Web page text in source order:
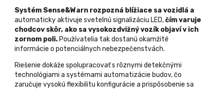
Systém Sense&Warn rozpozná blížiace sa vozidlá a
automaticky aktivuje svetelnú signalizáciu LED,čím varuje
chodcov skôr, ako sa vysokozdvižný vozík objaví v ich
zornom poli. Používatelia tak dostanú okamžité
informácie o potenciálnych nebezpečenstvách.
Riešenie dokáže spolupracovať s rôznymi detekčnými
technológiami a systémami automatizácie budov, čo
zaručuje vysokú flexibilitu konfigurácie a prispôsobenie sa